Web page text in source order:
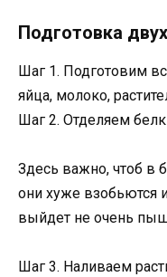
Подготовка
Шаг 1. Подготовим
яйца, молоко,
Шаг 2. Отделяем
Здесь важно, чтоб в
они хуже взобьются
выйдет не очень
Шаг 3. Наливаем